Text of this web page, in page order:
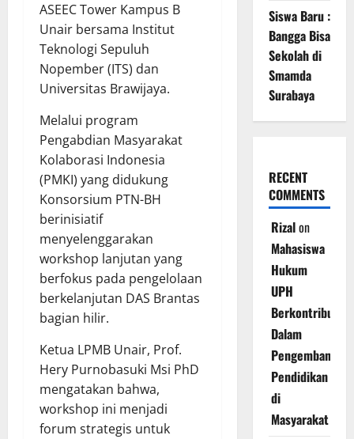
ASEEC Tower Kampus B
Unair bersama Institut
Teknologi Sepuluh
Nopember (ITS) dan
Universitas Brawijaya.
Melalui program
Pengabdian Masyarakat
Kolaborasi Indonesia
(PMKI) yang didukung
Konsorsium PTN-BH
berinisiatif
menyelenggarakan
workshop lanjutan yang
berfokus pada pengelolaan
berkelanjutan DAS Brantas
bagian hilir.
Ketua LPMB Unair, Prof.
Hery Purnobasuki Msi PhD
mengatakan bahwa,
workshop ini menjadi
forum strategis untuk
Siswa Baru :
Bangga Bisa
Sekolah di
Smamda
Surabaya
RECENT
COMMENTS
Rizalon
Mahasiswa
Hukum
UPH
Berkontribusi
Dalam
Pengembangan
Pendidikan
di
Masyarakat